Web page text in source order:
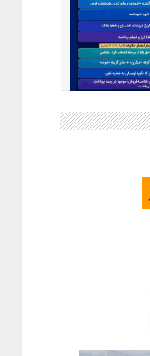
خرید ارز
اپلیکیشن بله